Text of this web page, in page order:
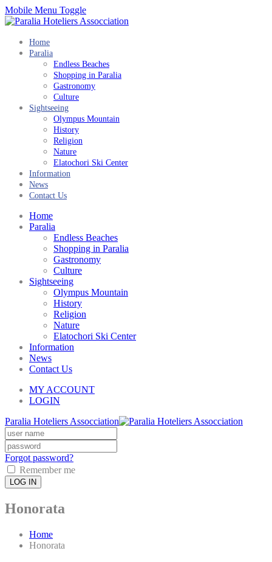
Mobile Menu Toggle
Home
Paralia
Endless Beaches
Shopping in Paralia
Gastronomy
Culture
Sightseeing
Olympus Mountain
History
Religion
Nature
Elatochori Ski Center
Information
News
Contact Us
Home
Paralia
Endless Beaches
Shopping in Paralia
Gastronomy
Culture
Sightseeing
Olympus Mountain
History
Religion
Nature
Elatochori Ski Center
Information
News
Contact Us
MY ACCOUNT
LOGIN
Paralia Hoteliers Assocciation
Forgot password?
Remember me
LOG IN
Honorata
Home
Honorata